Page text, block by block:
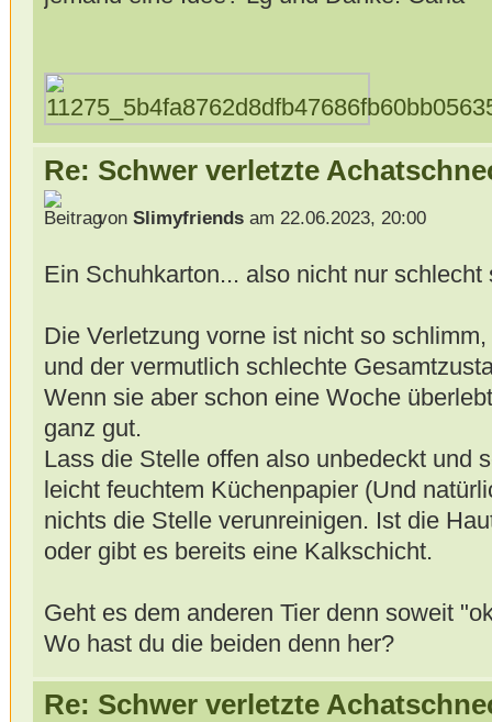
Re: Schwer verletzte
von Slimyfriendsam 22.06.2023, 20:00
Ein Schuhkarton... also nicht nur
Die Verletzung vorne ist nicht so
und der vermutlich schlechte
Wenn sie aber schon eine Woche
ganz gut.
Lass die Stelle offen also unbedeckt und
leicht feuchtem Küchenpapier (Und
nichts die Stelle verunreinigen. Ist die
oder gibt es bereits eine Kalkschicht.
Geht es dem anderen Tier denn soweit
Wo hast du die beiden denn her?
Re: Schwer verletzte